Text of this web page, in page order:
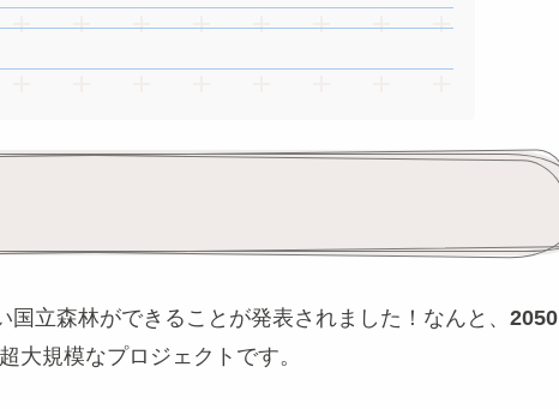
立森林ができることが発表されました！なんと、 2050
大規模なプロジェクトです。